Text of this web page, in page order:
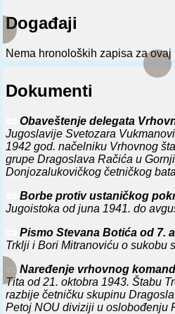
Događaji
Nema hronoloških zapisa za ovaj
Dokumenti
Obaveštenje delegata
Jugoslavije Svetozara
1942 god. načelniku Vrhovnog
grupe Dragoslava Račića u
Donjozalukovičkog četničkog
Borbe protiv ustaničkog
Jugoistoka od juna 1941. do
Pismo Stevana Botića od 7.
Trklji i Bori Mitranoviću o sukobu
📜 Naređenje vrhovnog
Tita od 21. oktobra 1943. Štabu
razbije četničku skupinu
Petoj NOU diviziji u oslobođenju